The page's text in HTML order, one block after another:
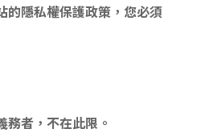
的隱私權保護政策，您必須
者，不在此限。